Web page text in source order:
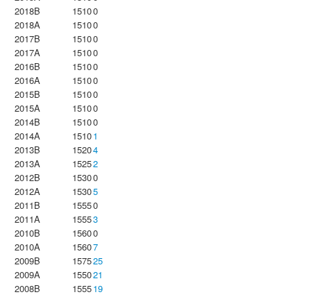
2018B
15100
2018A
15100
2017B
15100
2017A
15100
2016B
15100
2016A
15100
2015B
15100
2015A
15100
2014B
15100
2014A
15101
2013B
15204
2013A
15252
2012B
15300
2012A
15305
2011B
15550
2011A
15553
2010B
15600
2010A
15607
2009B
157525
2009A
155021
2008B
155519